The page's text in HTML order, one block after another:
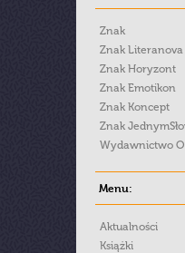
Znak
Znak Literanova
Znak Horyzont
Znak Emotikon
Znak Koncept
Znak
Wydawnictwo
Menu:
Aktualności
Książki